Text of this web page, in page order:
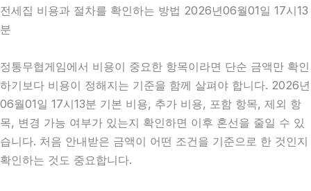
전세집 비용과 절차를 확인하는 방법 2026년06월01일 17시13
분
정통무협게임에서 비용이 중요한 항목이라면 단순 금액만 확인
하기보다 비용이 정해지는 기준을 함께 살펴야 합니다. 2026년
06월01일 17시13분 기본 비용, 추가 비용, 포함 항목, 제외 항
목, 변경 가능 여부가 있는지 확인하면 이후 혼선을 줄일 수 있
습니다. 처음 안내받은 금액이 어떤 조건을 기준으로 한 것인지
확인하는 것도 중요합니다.